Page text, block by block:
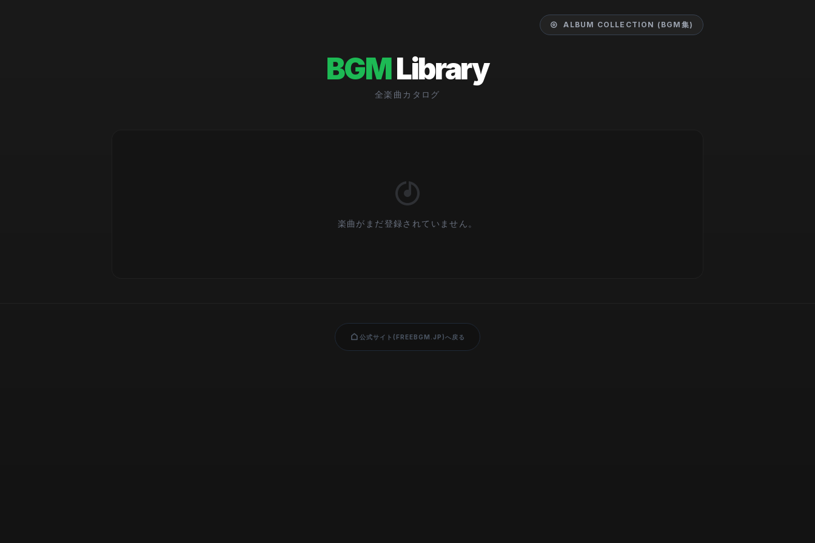
ALBUM COLLECTION (BGM集)
BGMLibrary
全楽曲カタログ
楽曲がまだ登録されていません。
公式サイト(FREEBGM.JP)へ戻る